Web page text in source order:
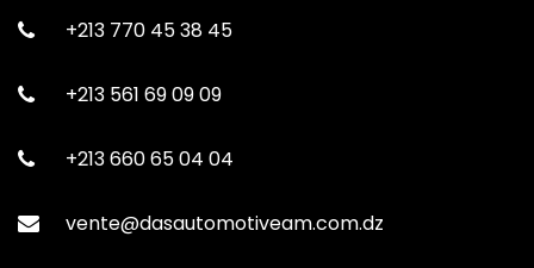
+213 770 45 38 45
+213 561 69 09 09
+213 660 65 04 04
vente@dasautomotiveam.com.dz